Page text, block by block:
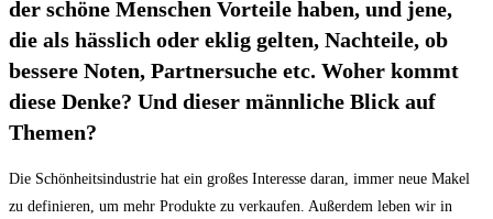
der schöne Menschen Vorteile haben, und jene,
die als hässlich oder eklig gelten, Nachteile, ob
bessere Noten, Partnersuche etc. Woher kommt
diese Denke? Und dieser männliche Blick auf
Themen?
Die Schönheitsindustrie hat ein großes Interesse daran, immer neue Makel
zu definieren, um mehr Produkte zu verkaufen. Außerdem leben wir in